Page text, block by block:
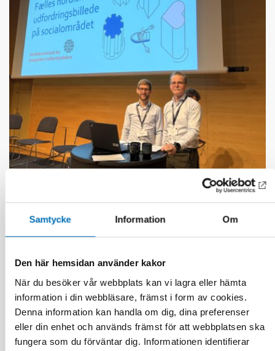
Samtycke Information Om
Den här hemsidan använder kakor
När du besöker vår webbplats kan vi lagra eller hämta
information i din webbläsare, främst i form av cookies.
Denna information kan handla om dig, dina preferenser
eller din enhet och används främst för att webbplatsen ska
fungera som du förväntar dig. Informationen identifierar
välfärdstjänster så ingen faller utanför